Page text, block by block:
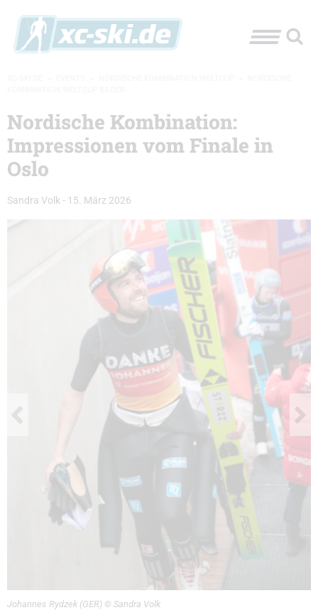
Nordische Kombination:
Impressionen vom Finale in
Oslo
Sandra Volk- 15. März 2026
Johannes Rydzek (GER) © Sandra Volk